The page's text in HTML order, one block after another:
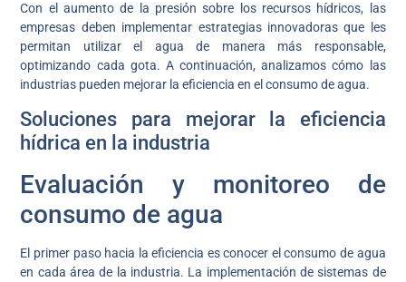
Con el aumento de la presión sobre los recursos hídricos, las
empresas deben implementar estrategias innovadoras que les
permitan utilizar el agua de manera más responsable,
optimizando cada gota. A continuación, analizamos cómo las
industrias pueden mejorar la eficiencia en el consumo de agua.
Soluciones para mejorar la eficiencia
hídrica en la industria
Evaluación y monitoreo de
consumo de agua
El primer paso hacia la eficiencia es conocer el consumo de agua
en cada área de la industria. La implementación de sistemas de